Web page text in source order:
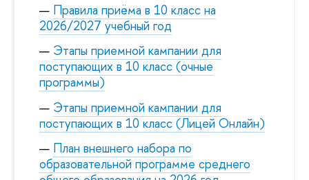
Правила приёма в 10 класс на
2026/2027 учебный год
Этапы приемной кампании для
поступающих в 10 класс (очные
программы)
Этапы приемной кампании для
поступающих в 10 класс (Лицей Онлайн)
План внешнего набора по
образовательной программе среднего